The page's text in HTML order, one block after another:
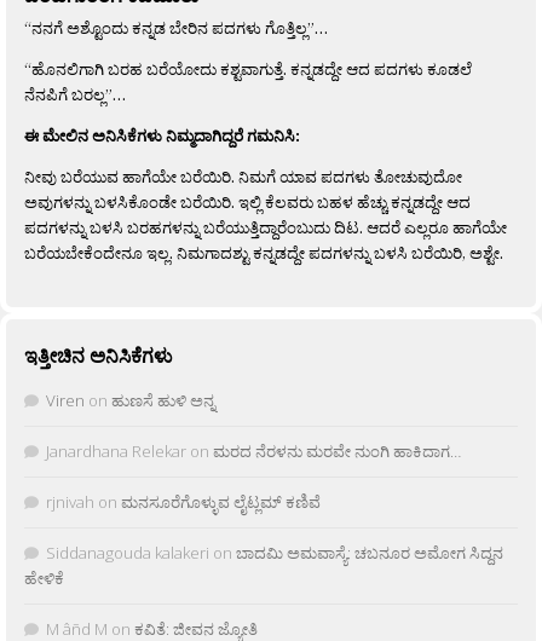
“ನನಗೆ ಅಶ್ಟೊಂದು ಕನ್ನಡ ಬೇರಿನ ಪದಗಳು ಗೊತ್ತಿಲ್ಲ”…
“ಹೊನಲಿಗಾಗಿ ಬರಹ ಬರೆಯೋದು ಕಶ್ಟವಾಗುತ್ತೆ. ಕನ್ನಡದ್ದೇ ಆದ ಪದಗಳು ಕೂಡಲೆ
ನೆನಪಿಗೆ ಬರಲ್ಲ”…
ಈ ಮೇಲಿನ ಅನಿಸಿಕೆಗಳು ನಿಮ್ಮದಾಗಿದ್ದರೆ ಗಮನಿಸಿ:
ನೀವು ಬರೆಯುವ ಹಾಗೆಯೇ ಬರೆಯಿರಿ. ನಿಮಗೆ ಯಾವ ಪದಗಳು ತೋಚುವುದೋ
ಅವುಗಳನ್ನು ಬಳಸಿಕೊಂಡೇ ಬರೆಯಿರಿ. ಇಲ್ಲಿ ಕೆಲವರು ಬಹಳ ಹೆಚ್ಚು ಕನ್ನಡದ್ದೇ ಆದ
ಪದಗಳನ್ನು ಬಳಸಿ ಬರಹಗಳನ್ನು ಬರೆಯುತ್ತಿದ್ದಾರೆಂಬುದು ದಿಟ. ಆದರೆ ಎಲ್ಲರೂ ಹಾಗೆಯೇ
ಬರೆಯಬೇಕೆಂದೇನೂ ಇಲ್ಲ. ನಿಮಗಾದಶ್ಟು ಕನ್ನಡದ್ದೇ ಪದಗಳನ್ನು ಬಳಸಿ ಬರೆಯಿರಿ, ಅಶ್ಟೇ.
ಇತ್ತೀಚಿನ ಅನಿಸಿಕೆಗಳು
Viren on ಹುಣಸೆ ಹುಳಿ ಅನ್ನ
Janardhana Relekar on ಮರದ ನೆರಳನು ಮರವೇ ನುಂಗಿ ಹಾಕಿದಾಗ…
rjnivah on ಮನಸೂರೆಗೊಳ್ಳುವ ಲೈಟ್ಲಮ್ ಕಣಿವೆ
Siddanagouda kalakeri on ಬಾದಮಿ ಅಮವಾಸ್ಯೆ: ಚಬನೂರ ಅಮೋಗ ಸಿದ್ದನ
ಹೇಳಿಕೆ
M âñd M on ಕವಿತೆ: ಜೀವನ ಜ್ಯೋತಿ